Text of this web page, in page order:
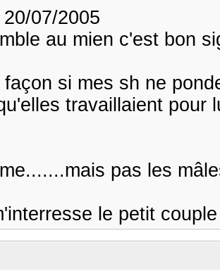
07/2005
au mien c'est bon
façon si mes sh ne
travaillaient pour
pas les
le petit